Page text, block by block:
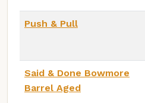
Push & Pull
Said & Done Bowmore
Barrel Aged